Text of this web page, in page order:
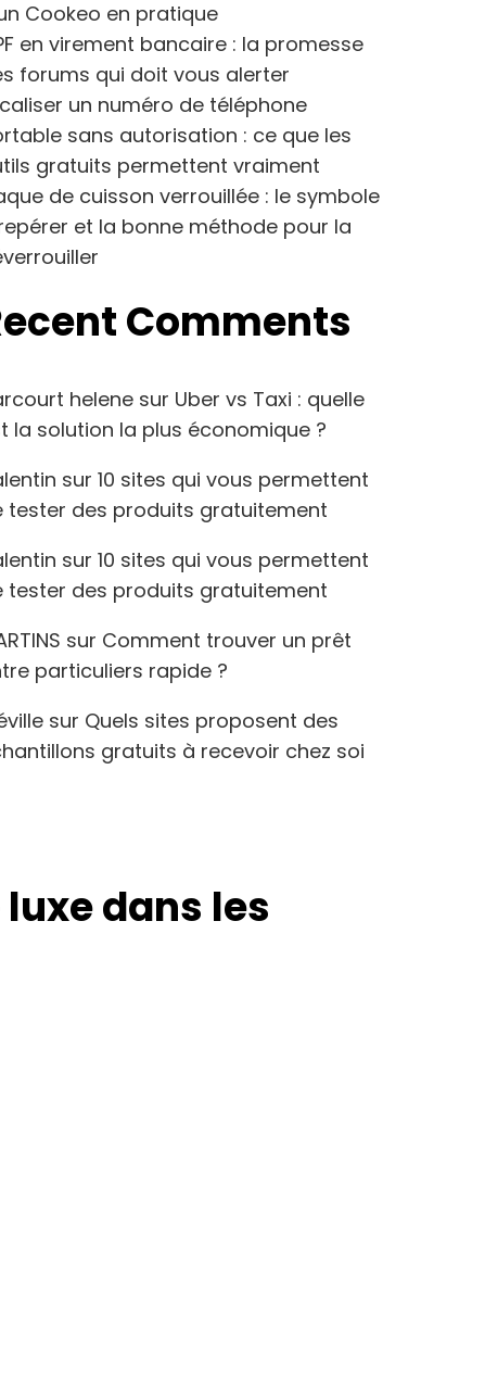
Cookeo en pratique
en virement bancaire : la promesse
forums qui doit vous alerter
un numéro de téléphone
sans autorisation : ce que les
gratuits permettent vraiment
de cuisson verrouillée : le symbole
et la bonne méthode pour la
Comments
helene sur Uber vs Taxi : quelle
la solution la plus économique ?
sur 10 sites qui vous permettent
tester des produits gratuitement
sur 10 sites qui vous permettent
tester des produits gratuitement
sur Comment trouver un prêt
particuliers rapide ?
sur Quels sites proposent des
gratuits à recevoir chez soi
dans les